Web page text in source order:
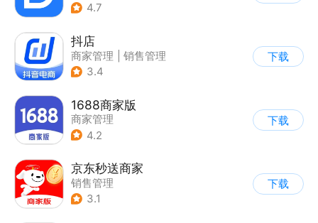
4.7
抖店
商家管理
销售管理
3.4
下载
1688商家版
商家管理
4.2
下载
京东秒送商家
销售管理
3.1
下载